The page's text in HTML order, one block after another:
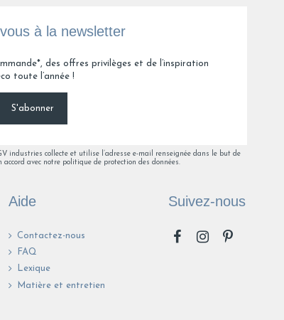
à la newsletter
des offres privilèges et de l’inspiration
toute l’année !
S'abonner
industries collecte et utilise l’adresse e-mail renseignée dans le but de
avec notre politique de protection des données.
Aide
Contactez-nous
FAQ
Lexique
Matière et entretien
Suivez-nous